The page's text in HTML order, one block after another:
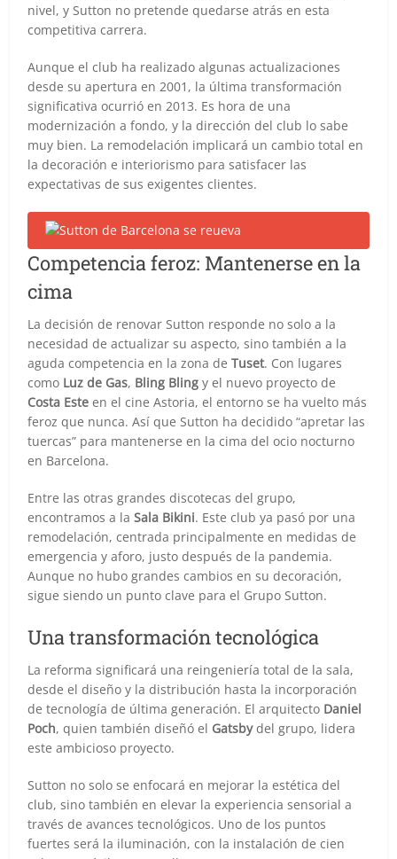
nivel, y Sutton no pretende quedarse atrás en esta
competitiva carrera.
Aunque el club ha realizado algunas actualizaciones
desde su apertura en 2001, la última transformación
significativa ocurrió en 2013. Es hora de una
modernización a fondo, y la dirección del club lo sabe
muy bien. La remodelación implicará un cambio total en
la decoración e interiorismo para satisfacer las
expectativas de sus exigentes clientes.
Competencia feroz: Mantenerse en la
cima
La decisión de renovar Sutton responde no solo a la
necesidad de actualizar su aspecto, sino también a la
aguda competencia en la zona deTuset. Con lugares
como Luz de Gas, Bling Bling y el nuevo proyecto de
Costa Este en el cine Astoria, el entorno se ha vuelto más
feroz que nunca. Así que Sutton ha decidido “apretar las
tuercas” para mantenerse en la cima del ocio nocturno
en Barcelona.
Entre las otras grandes discotecas del grupo,
encontramos a laSala Bikini. Este club ya pasó por una
remodelación, centrada principalmente en medidas de
emergencia y aforo, justo después de la pandemia.
Aunque no hubo grandes cambios en su decoración,
sigue siendo un punto clave para el Grupo Sutton.
Una transformación tecnológica
La reforma significará una reingeniería total de la sala,
desde el diseño y la distribución hasta la incorporación
de tecnología de última generación. El arquitecto Daniel
Poch, quien también diseñó el Gatsbydel grupo, lidera
este ambicioso proyecto.
Sutton no solo se enfocará en mejorar la estética del
club, sino también en elevar la experiencia sensorial a
través de avances tecnológicos. Uno de los puntos
fuertes será la iluminación, con la instalación de cien